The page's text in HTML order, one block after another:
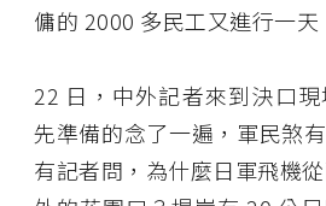
傭的 2000 多民工又進行一天
22 日，中外記者來到決口
先準備的念了一遍，軍民煞
有記者問，為什麼日軍飛機